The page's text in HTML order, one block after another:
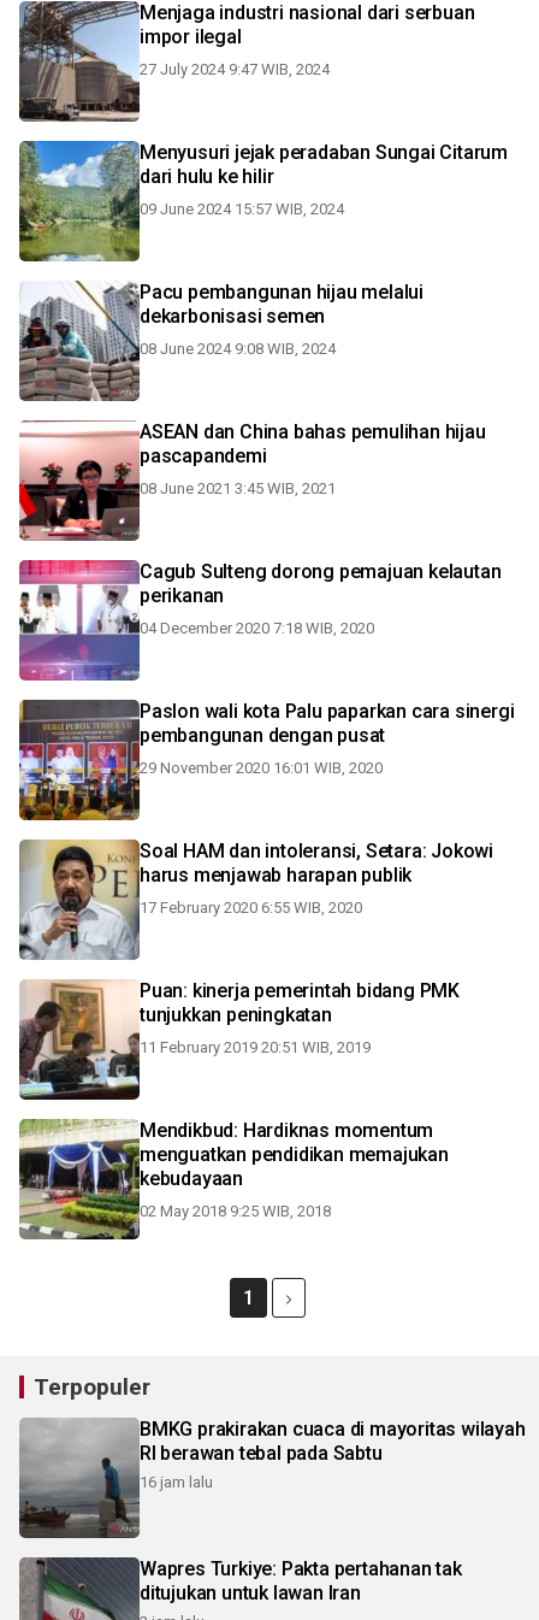
Menjaga industri nasional dari serbuan
impor ilegal
27 July 2024 9:47 WIB, 2024
Menyusuri jejak peradaban Sungai Citarum
dari hulu ke hilir
09 June 2024 15:57 WIB, 2024
Pacu pembangunan hijau melalui
dekarbonisasi semen
08 June 2024 9:08 WIB, 2024
ASEAN dan China bahas pemulihan hijau
pascapandemi
08 June 2021 3:45 WIB, 2021
Cagub Sulteng dorong pemajuan kelautan
perikanan
04 December 2020 7:18 WIB, 2020
Paslon wali kota Palu paparkan cara sinergi
pembangunan dengan pusat
29 November 2020 16:01 WIB, 2020
Soal HAM dan intoleransi, Setara: Jokowi
harus menjawab harapan publik
17 February 2020 6:55 WIB, 2020
Puan: kinerja pemerintah bidang PMK
tunjukkan peningkatan
11 February 2019 20:51 WIB, 2019
Mendikbud: Hardiknas momentum
menguatkan pendidikan memajukan
kebudayaan
02 May 2018 9:25 WIB, 2018
1
Terpopuler
BMKG prakirakan cuaca di mayoritas wilayah
RI berawan tebal pada Sabtu
16 jam lalu
Wapres Turkiye: Pakta pertahanan tak
ditujukan untuk lawan Iran